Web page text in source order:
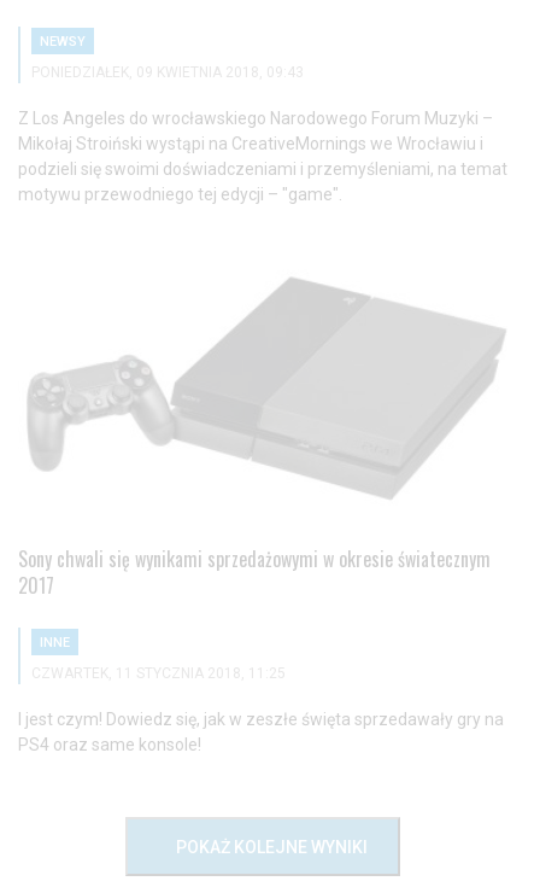
NEWSY
PONIEDZIAŁEK, 09 KWIETNIA 2018, 09:43
Z Los Angeles do wrocławskiego Narodowego Forum Muzyki –
Mikołaj Stroiński wystąpi na CreativeMornings we Wrocławiu i
podzieli się swoimi doświadczeniami i przemyśleniami, na temat
motywu przewodniego tej edycji – "game".
Sony chwali się wynikami sprzedażowymi w okresie światecznym
2017
INNE
CZWARTEK, 11 STYCZNIA 2018, 11:25
I jest czym! Dowiedz się, jak w zeszłe święta sprzedawały gry na
PS4 oraz same konsole!
POKAŻ KOLEJNE WYNIKI